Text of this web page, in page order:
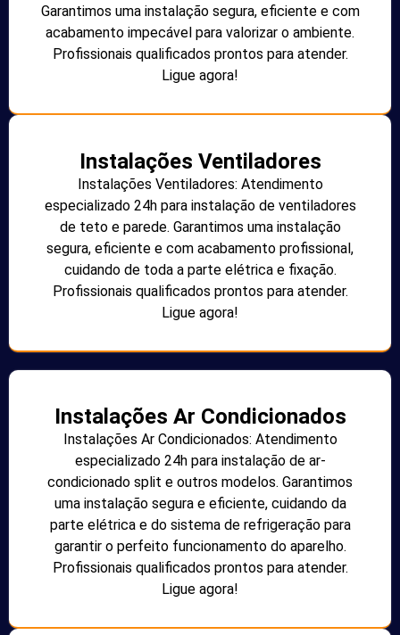
Garantimos uma instalação segura, eficiente e com
acabamento impecável para valorizar o ambiente.
Profissionais qualificados prontos para atender.
Ligue agora!
Instalações Ventiladores
Instalações Ventiladores: Atendimento
especializado 24h para instalação de ventiladores
de teto e parede. Garantimos uma instalação
segura, eficiente e com acabamento profissional,
cuidando de toda a parte elétrica e fixação.
Profissionais qualificados prontos para atender.
Ligue agora!
Instalações Ar Condicionados
Instalações Ar Condicionados: Atendimento
especializado 24h para instalação de ar-
condicionado split e outros modelos. Garantimos
uma instalação segura e eficiente, cuidando da
parte elétrica e do sistema de refrigeração para
garantir o perfeito funcionamento do aparelho.
Profissionais qualificados prontos para atender.
Ligue agora!